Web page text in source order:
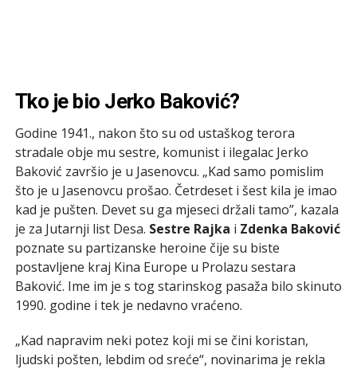
Tko je bio Jerko Baković?
Godine 1941., nakon što su od ustaškog terora
stradale obje mu sestre, komunist i ilegalac Jerko
Baković završio je u Jasenovcu. „Kad samo pomislim
što je u Jasenovcu prošao. Četrdeset i šest kila je imao
kad je pušten. Devet su ga mjeseci držali tamo”, kazala
je za Jutarnji list Desa. Sestre Rajka i Zdenka Baković
poznate su partizanske heroine čije su biste
postavljene kraj Kina Europe u Prolazu sestara
Baković. Ime im je s tog starinskog pasaža bilo skinuto
1990. godine i tek je nedavno vraćeno.
„Kad napravim neki potez koji mi se čini koristan,
ljudski pošten, lebdim od sreće“, novinarima je rekla